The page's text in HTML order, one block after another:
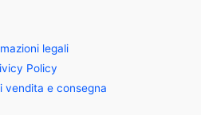
legali
Policy
vendita e consegna